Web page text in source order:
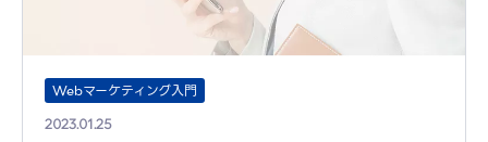
Webマーケティング入門
2023.01.25